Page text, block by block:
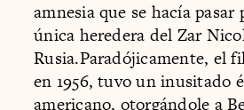
amnesia que se hacía pasar
única heredera del Zar
Rusia.Paradójicamente, el
en 1956, tuvo un inusitado
americano, otorgándole a